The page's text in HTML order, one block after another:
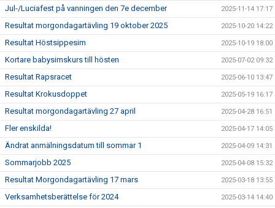
Jul-/Luciafest på vanningen den 7e december 2025-11-14 17:17
Resultat morgondagartävling 19 oktober 2025 2025-10-20 14:22
Resultat Höstsippesim 2025-10-19 18:00
Kortare babysimskurs till hösten 2025-07-02 09:32
Resultat Rapsracet 2025-06-10 13:47
Resultat Krokusdoppet 2025-05-19 16:17
Resultat morgondagartävling 27 april 2025-04-28 16:51
Fler enskilda! 2025-04-17 14:05
Ändrat anmälningsdatum till sommar 1 2025-04-09 14:31
Sommarjobb 2025 2025-04-08 15:32
Resultat Morgondagartävling 17 mars 2025-03-18 13:55
Verksamhetsberättelse för 2024 2025-03-14 14:40